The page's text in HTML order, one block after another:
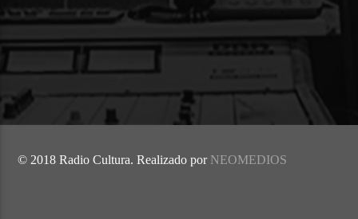
© 2018 Radio Cultura. Realizado por NEOMEDIOS